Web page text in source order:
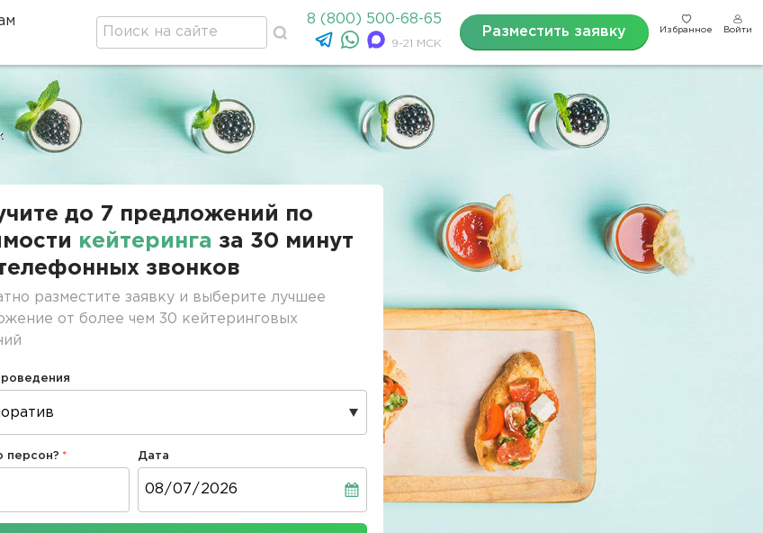
8 (800) 500-68-65
9-21 МСК
Разместить заявку Избранное Войти
до 7 предложений по
кейтеринга за 30 минут
звонков
разместите заявку и выберите лучшее
от более чем 30 кейтеринговых
персон? Дата